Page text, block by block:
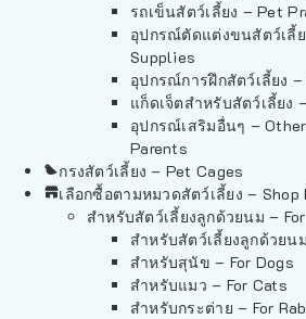
รถเข็นสัตว์เลี้ยง – Pet
อุปกรณ์ตัดแต่งขนสัตว์เลี้ย
Supplies
อุปกรณ์การฝึกสัตว์เลี้ยง
แก็ดเจ็ตสำหรับสัตว์เลี้ยง
อุปกรณ์เสริมอื่นๆ –
Parents
กรงสัตว์เลี้ยง – Pet Cages
เลือกซื้อตามหมวดสัตว์เลี้ยง – Shop
สำหรับสัตว์เลี้ยงลูกด้วยนม –
สำหรับสัตว์เลี้ยงลูกด้วยน
สำหรับสุนัข – For Dogs
สำหรับแมว – For Cats
สำหรับกระต่าย – For